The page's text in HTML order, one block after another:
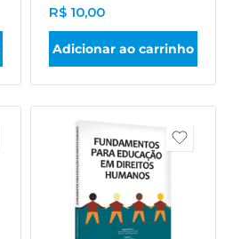
R$ 10,00
Adicionar ao carrinho